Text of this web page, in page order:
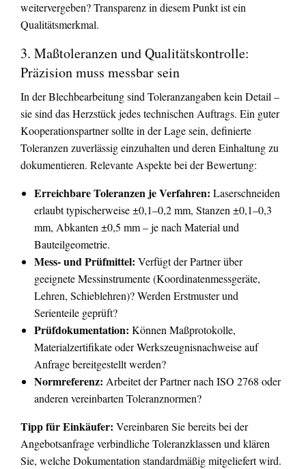
weitervergeben? Transparenz in diesem Punkt ist ein
Qualitätsmerkmal.
3. Maßtoleranzen und Qualitätskontrolle:
Präzision muss messbar sein
In der Blechbearbeitung sind Toleranzangaben kein Detail –
sie sind das Herzstück jedes technischen Auftrags. Ein guter
Kooperationspartner sollte in der Lage sein, definierte
Toleranzen zuverlässig einzuhalten und deren Einhaltung zu
dokumentieren. Relevante Aspekte bei der Bewertung:
Erreichbare Toleranzen je Verfahren: Laserschneiden
erlaubt typischerweise ±0,1–0,2 mm, Stanzen ±0,1–0,3
mm, Abkanten ±0,5 mm – je nach Material und
Bauteilgeometrie.
Mess- und Prüfmittel: Verfügt der Partner über
geeignete Messinstrumente (Koordinatenmessgeräte,
Lehren, Schieblehren)? Werden Erstmuster und
Serienteile geprüft?
Prüfdokumentation: Können Maßprotokolle,
Materialzertifikate oder Werkszeugnisnachweise auf
Anfrage bereitgestellt werden?
Normreferenz: Arbeitet der Partner nach ISO 2768 oder
anderen vereinbarten Toleranznormen?
Tipp für Einkäufer: Vereinbaren Sie bereits bei der
Angebotsanfrage verbindliche Toleranzklassen und klären
Sie, welche Dokumentation standardmäßig mitgeliefert wird.